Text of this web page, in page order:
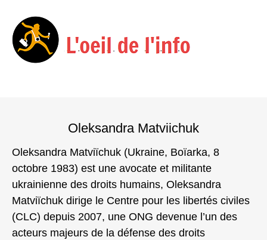
Oleksandra Matviichuk
Oleksandra Matviïchuk (Ukraine, Boïarka, 8
octobre 1983) est une avocate et militante
ukrainienne des droits humains, Oleksandra
Matviïchuk dirige le Centre pour les libertés civiles
(CLC) depuis 2007, une ONG devenue l’un des
acteurs majeurs de la défense des droits